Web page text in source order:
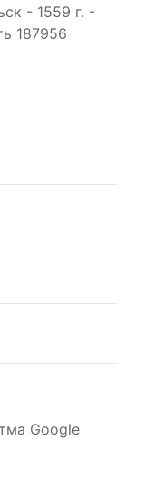
- 1559 г. -
187956
Google